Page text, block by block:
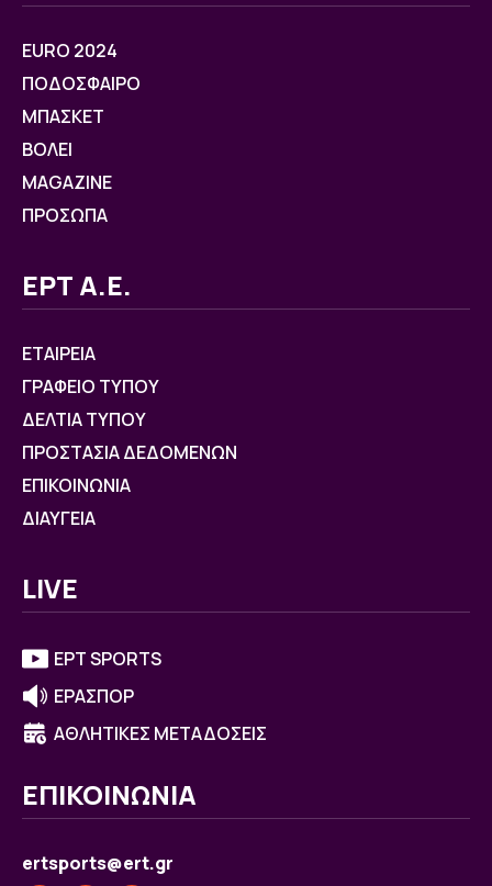
EURO 2024
ΠΟΔΟΣΦΑΙΡΟ
ΜΠΑΣΚΕΤ
ΒOΛΕΙ
MAGAZINE
ΠΡΟΣΩΠΑ
ΕΡΤ Α.Ε.
ΕΤΑΙΡΕΙΑ
ΓΡΑΦΕΙΟ ΤΥΠΟΥ
ΔΕΛΤΙΑ ΤΥΠΟΥ
ΠΡΟΣΤΑΣΙΑ ΔΕΔΟΜΕΝΩΝ
ΕΠΙΚΟΙΝΩΝΙΑ
ΔΙΑΥΓΕΙΑ
LIVE
ΕΡΤ SPORTS
ΕΡΑΣΠΟΡ
ΑΘΛΗΤΙΚΕΣ ΜΕΤΑΔΟΣΕΙΣ
ΕΠΙΚΟΙΝΩΝΙΑ
ertsports@ert.gr